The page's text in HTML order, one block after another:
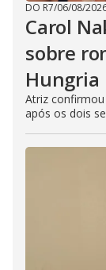
DO R7/06/08/
Carol
sobre
Hungria
Atriz
após os dois